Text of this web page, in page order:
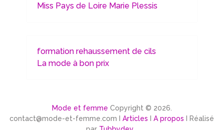
Miss Pays de Loire Marie Plessis
formation rehaussement de cils
La mode à bon prix
Mode et femme Copyright © 2026.
contact@mode-et-femme.com IArticles IA propos I Réalisé